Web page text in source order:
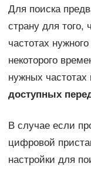
Для поиска
страну для того,
частотах
некоторого
нужных частотах
доступных
В случае если
цифровой
настройки для